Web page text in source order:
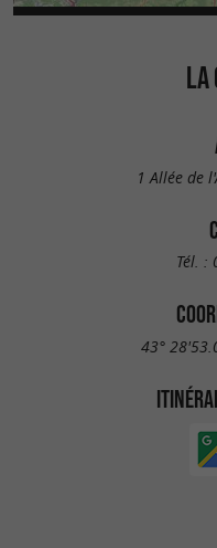
LA
1 Allée de
Tél. :
43°